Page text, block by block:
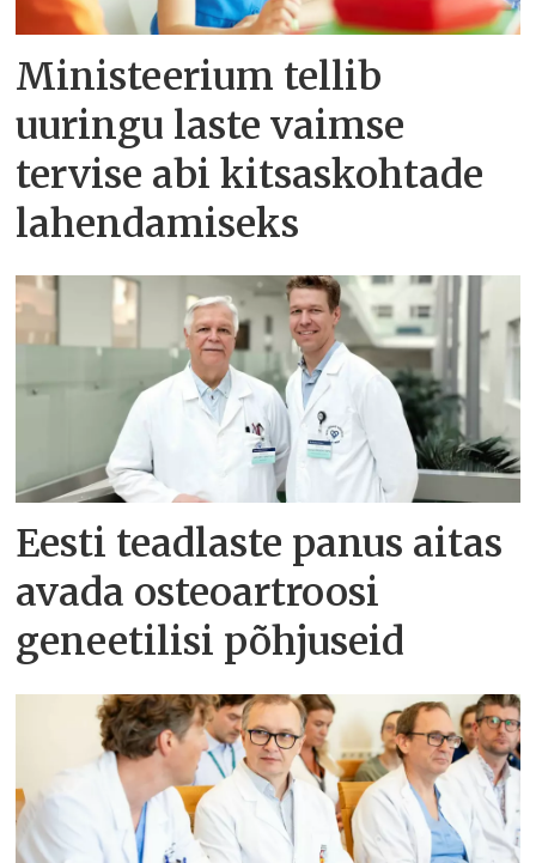
Ministeerium tellib
uuringu laste vaimse
tervise abi kitsaskohtade
lahendamiseks
Eesti teadlaste panus aitas
avada osteoartroosi
geneetilisi põhjuseid